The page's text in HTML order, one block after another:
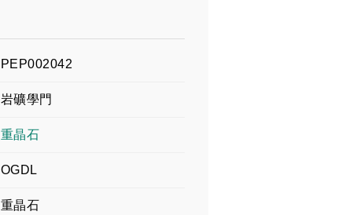
PEP002042
岩礦學門
重晶石
OGDL
重晶石